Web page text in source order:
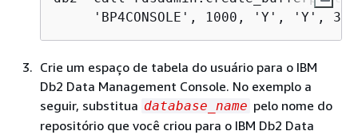
'BP4CONSOLE', 1000, 'Y', 'Y',
Crie um espaço de tabela do usuário para o IBM
Db2 Data Management Console. No exemplo a
seguir, substitua database_name pelo nome do
repositório que você criou para o IBM Db2 Data